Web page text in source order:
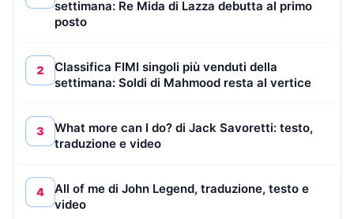
settimana: Re Mida di Lazza debutta al primo
posto
2
Classifica FIMI singoli più venduti della
settimana: Soldi di Mahmood resta al vertice
3
What more can I do? di Jack Savoretti: testo,
traduzione e video
4
All of me di John Legend, traduzione, testo e
video